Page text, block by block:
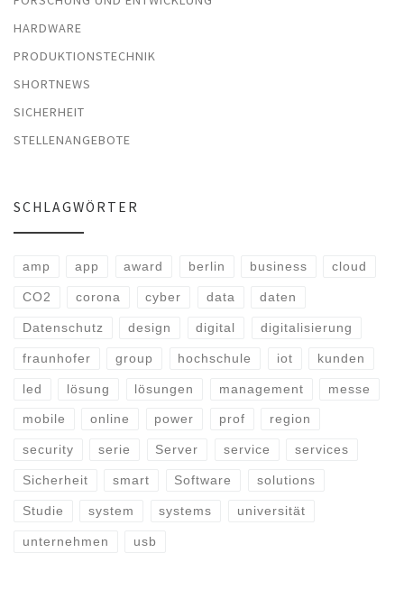
HARDWARE
PRODUKTIONSTECHNIK
SHORTNEWS
SICHERHEIT
STELLENANGEBOTE
SCHLAGWÖRTER
amp app award berlin business cloud
CO2 corona cyber data daten
Datenschutz design digital digitalisierung
fraunhofer group hochschule iot kunden
led lösung lösungen management messe
mobile online power prof region
security serie Server service services
Sicherheit smart Software solutions
Studie system systems universität
unternehmen usb